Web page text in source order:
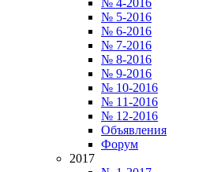
№ 4-2016
№ 5-2016
№ 6-2016
№ 7-2016
№ 8-2016
№ 9-2016
№ 10-2016
№ 11-2016
№ 12-2016
Объявления
Форум
2017